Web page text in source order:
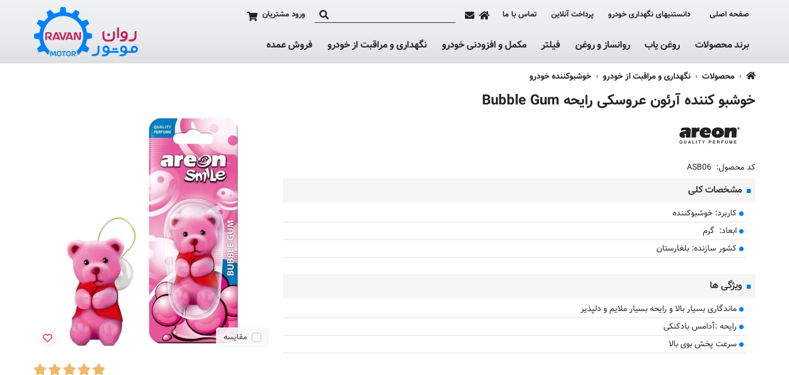
صفحه اصلی دانستنیهای نگهداری خودرو پرداخت آنلاین تماس با ما ورود مشتریان
برند محصولات روغن یاب روانساز و روغن فیلتر مکمل و افزودنی خودرو نگهداری و مراقبت از خودرو فروش عمده
محصولات نگهداری و مراقبت از خودرو خوشبوکننده خودرو
خوشبو کننده آرئون عروسکی رایحه Bubble Gum
مقایسه
کد محصول: ASB06
مشخصات کلی
کاربرد: خوشبوکننده
ابعاد: گرم
کشور سازنده: بلغارستان
ویژگی ها
ماندگاری بسیار بالا و رایحه بسیار ملایم و دلپذیر
رایحه :آدامس بادکنکی
سرعت پخش بوی بالا